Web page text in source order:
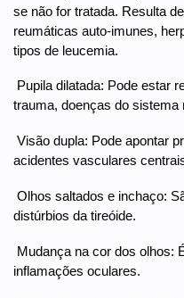
se não for tratada. Resulta
reumáticas auto-imunes,
tipos de leucemia.
 Pupila dilatada: Pode
trauma, doenças do sistema
 Visão dupla: Pode apontar
acidentes vasculares
 Olhos saltados e inchaço:
distúrbios da tireóide.
 Mudança na cor dos
inflamações oculares.